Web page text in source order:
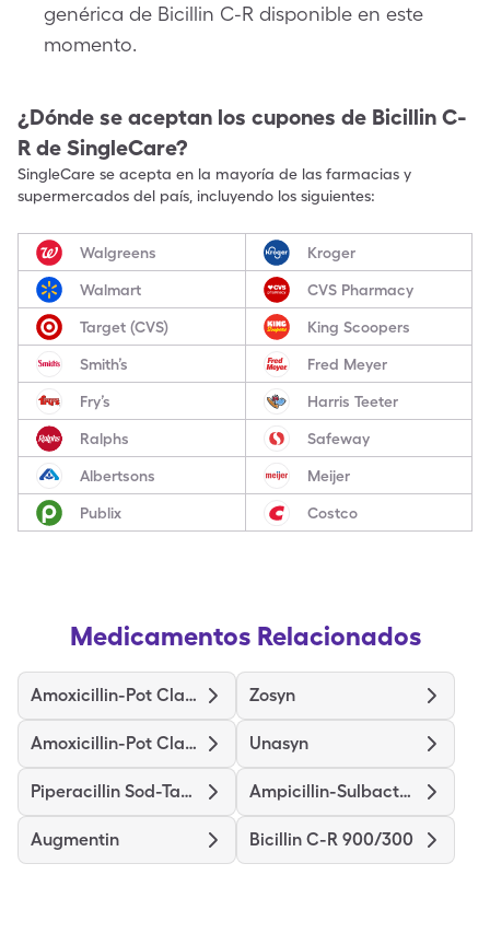
genérica de Bicillin C-R disponible en este
momento.
¿Dónde se aceptan los cupones de Bicillin C-
R de SingleCare?
SingleCare se acepta en la mayoría de las farmacias y
supermercados del país, incluyendo los siguientes:
Walgreens Kroger
Walmart CVS Pharmacy
Target (CVS) King Scoopers
Smith’s Fred Meyer
Fry’s Harris Teeter
Ralphs Safeway
Albertsons Meijer
Publix Costco
Medicamentos Relacionados
Amoxicillin-Pot Clavulanate Zosyn
Amoxicillin-Pot Clavulanate Er Unasyn
Piperacillin Sod-Tazobactam So Ampicillin-Sulbactam Sodium
Augmentin Bicillin C-R 900/300